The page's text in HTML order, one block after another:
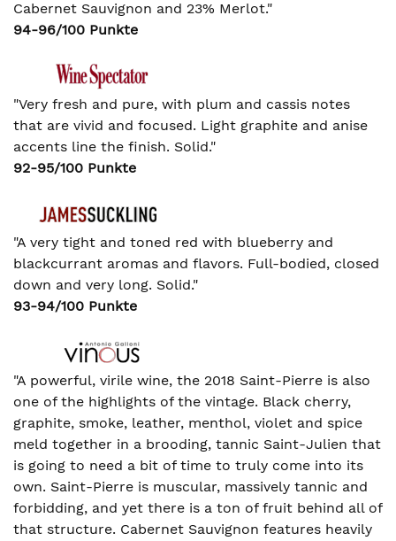
Cabernet Sauvignon and 23% Merlot."
94-96/100 Punkte
"Very fresh and pure, with plum and cassis notes
that are vivid and focused. Light graphite and anise
accents line the finish. Solid."
92-95/100 Punkte
"A very tight and toned red with blueberry and
blackcurrant aromas and flavors. Full-bodied, closed
down and very long. Solid."
93-94/100 Punkte
"A powerful, virile wine, the 2018 Saint-Pierre is also
one of the highlights of the vintage. Black cherry,
graphite, smoke, leather, menthol, violet and spice
meld together in a brooding, tannic Saint-Julien that
is going to need a bit of time to truly come into its
own. Saint-Pierre is muscular, massively tannic and
forbidding, and yet there is a ton of fruit behind all of
that structure. Cabernet Sauvignon features heavily